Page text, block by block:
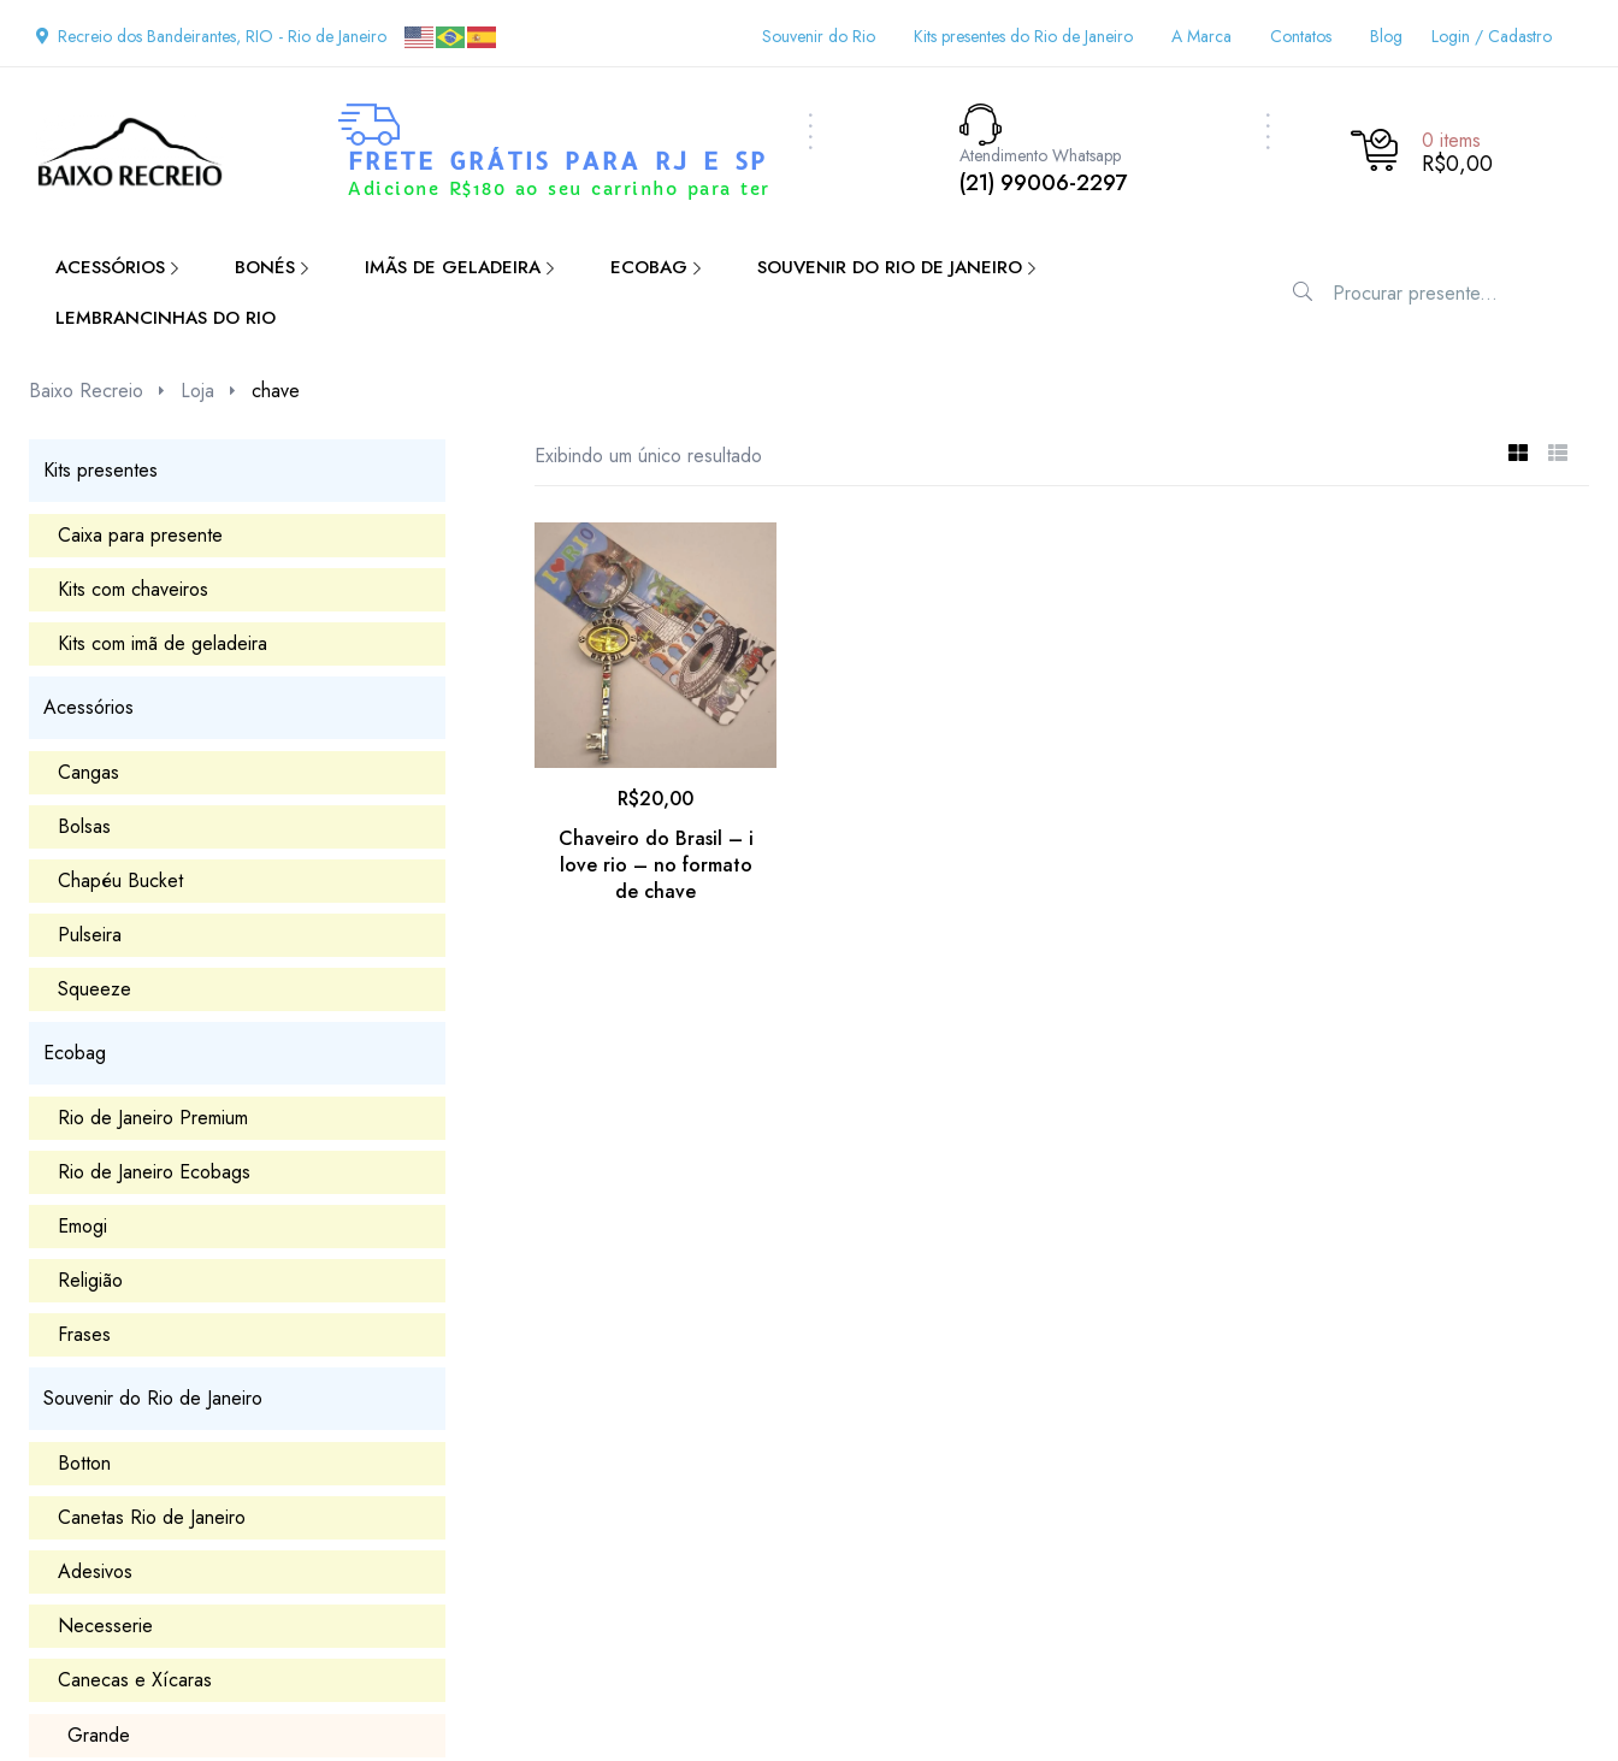
Recreio dos Bandeirantes, RIO - Rio de Janeiro Souvenir do Rio Kits presentes do Rio de Janeiro A Marca Contatos Blog Login / Cadastro
FRETE GRÁTIS PARA RJ E SP
Adicione R$180 ao seu carrinho para ter
Atendimento Whatsapp
(21) 99006-2297
0 items
R$0,00
ACESSÓRIOS BONÉS IMÃS DE GELADEIRA ECOBAG
SOUVENIR DO RIO DE JANEIRO
LEMBRANCINHAS DO RIO
Baixo Recreio Loja chave
Exibindo um único resultado
Chaveiro do Brasil – i
love rio – no formato
de chave
R$20,00
Kits presentes
Caixa para presente
Kits com chaveiros
Kits com imã de geladeira
Acessórios
Cangas
Bolsas
Chapéu Bucket
Pulseira
Squeeze
Ecobag
Rio de Janeiro Premium
Rio de Janeiro Ecobags
Emogi
Religião
Frases
Souvenir do Rio de Janeiro
Botton
Canetas Rio de Janeiro
Adesivos
Necesserie
Canecas e Xícaras
Grande